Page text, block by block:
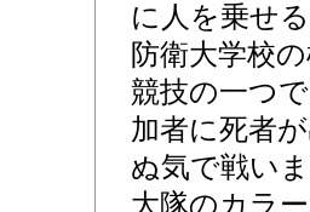
に人を乗せ
防衛大学校
競技の一つ
加者に死者
ぬ気で戦い
大隊のカラ